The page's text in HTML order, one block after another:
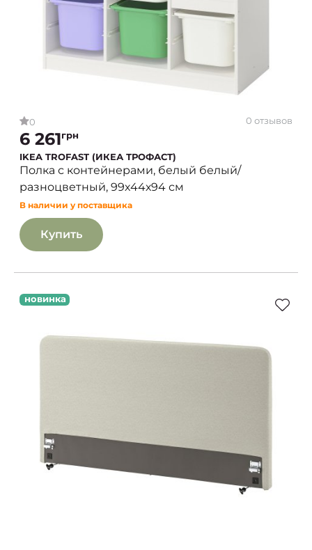
0 0 отзывов
6 261грн
IKEA TROFAST (ИКЕА ТРОФАСТ)
Полка с контейнерами, белый белый/
разноцветный, 99х44х94 см
В наличии у поставщика
Купить
новинка